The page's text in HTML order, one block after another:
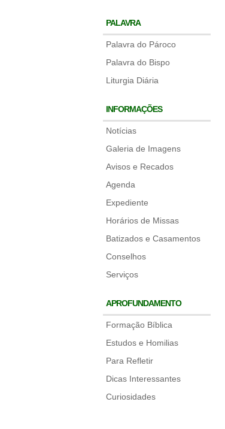
PALAVRA
Palavra do Pároco
Palavra do Bispo
Liturgia Diária
INFORMAÇÕES
Notícias
Galeria de Imagens
Avisos e Recados
Agenda
Expediente
Horários de Missas
Batizados e Casamentos
Conselhos
Serviços
APROFUNDAMENTO
Formação Bíblica
Estudos e Homilias
Para Refletir
Dicas Interessantes
Curiosidades